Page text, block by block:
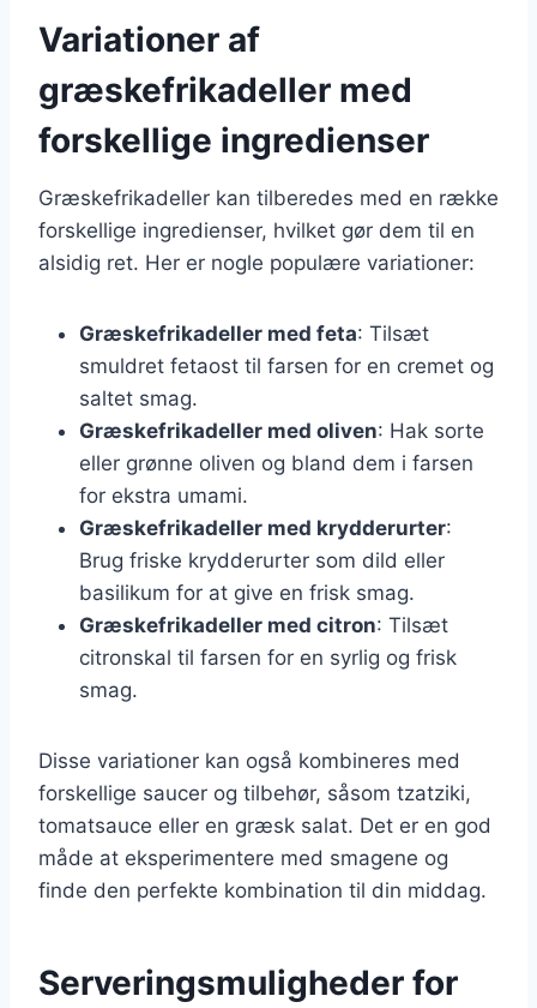
Variationer af
græskefrikadeller med
forskellige ingredienser
Græskefrikadeller kan tilberedes med en række
forskellige ingredienser, hvilket gør dem til en
alsidig ret. Her er nogle populære variationer:
Græskefrikadeller med feta: Tilsæt
smuldret fetaost til farsen for en cremet og
saltet smag.
Græskefrikadeller med oliven: Hak sorte
eller grønne oliven og bland dem i farsen
for ekstra umami.
Græskefrikadeller med krydderurter:
Brug friske krydderurter som dild eller
basilikum for at give en frisk smag.
Græskefrikadeller med citron: Tilsæt
citronskal til farsen for en syrlig og frisk
smag.
Disse variationer kan også kombineres med
forskellige saucer og tilbehør, såsom tzatziki,
tomatsauce eller en græsk salat. Det er en god
måde at eksperimentere med smagene og
finde den perfekte kombination til din middag.
Serveringsmuligheder for